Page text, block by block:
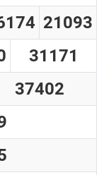
21093
31171
37402